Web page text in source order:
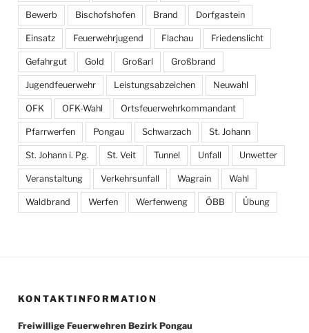
Bewerb Bischofshofen Brand Dorfgastein
Einsatz Feuerwehrjugend Flachau Friedenslicht
Gefahrgut Gold Großarl Großbrand
Jugendfeuerwehr Leistungsabzeichen Neuwahl
OFK OFK-Wahl Ortsfeuerwehrkommandant
Pfarrwerfen Pongau Schwarzach St. Johann
St. Johann i. Pg. St. Veit Tunnel Unfall Unwetter
Veranstaltung Verkehrsunfall Wagrain Wahl
Waldbrand Werfen Werfenweng ÖBB Übung
KONTAKTINFORMATION
Freiwillige Feuerwehren Bezirk Pongau